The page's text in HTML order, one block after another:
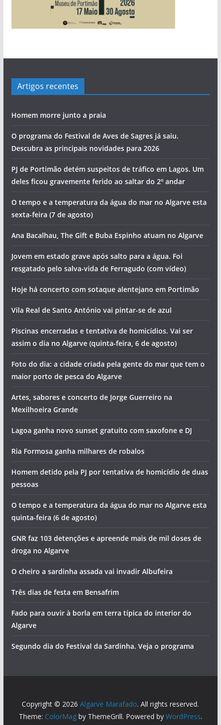
Artigos recentes
Homem morre junto a praia
O programa do Festival de Aves de Sagres já saiu.
Descubra as principais novidades para 2026
PJ de Portimão detém suspeitos de tráfico em Lagos. Um
deles ficou gravemente ferido ao saltar do 2º andar
O tempo e a temperatura da água do mar no Algarve esta
sexta-feira (7 de agosto)
Ana Bacalhau, The Gift e Buba Espinho atuam no Algarve
Jovem em estado grave após salto para a água. Foi
resgatado pelo salva-vida de Ferragudo (com vídeo)
Hoje há concerto com sotaque alentejano em Portimão
Vila Real de Santo António vai pintar-se de azul
Piscinas encerradas e tentativa de homicídios. Vai ser
assim o dia no Algarve (quinta-feira, 6 de agosto)
Foto do dia: a cidade criada pela gente do mar que tem o
maior porto de pesca do Algarve
Artes, sabores e concerto de Jorge Guerreiro na
Mexilhoeira Grande
Lagoa ganha novo sunset gratuito com saxofone e DJ
Ria Formosa ganha milhares de robalos
Homem detido pela PJ por tentativa de homicídio de duas
pessoas
O tempo e a temperatura da água do mar no Algarve esta
quinta-feira (6 de agosto)
GNR faz 103 detenções e apreende mais de mil doses de
droga no Algarve
O cheiro a sardinha assada vai invadir Albufeira
Três dias de festa em Bensafrim
Fado para ouvir à borla em terra típica do interior do
Algarve
Segundo dia do Festival da Sardinha. Veja o programa
Copyright © 2026Algarve Marafado. All rights reserved.
Theme: ColorMagby ThemeGrill. Powered by WordPress.